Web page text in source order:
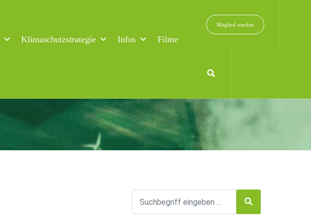
Klimaschutzstrategie Infos
Filme
Mitglied werden